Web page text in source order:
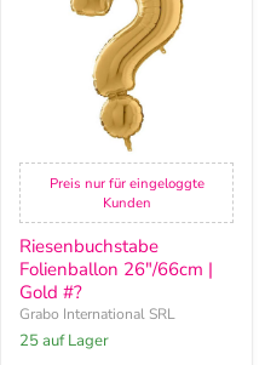
Preis nur für eingeloggte
Kunden
Riesenbuchstabe
Folienballon 26"/66cm |
Gold #?
Grabo International SRL
25 auf Lager